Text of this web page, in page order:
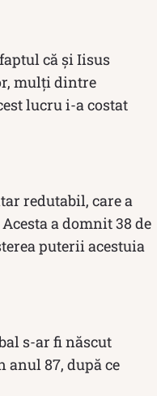
că și Iisus
mulți dintre
lucru i-a costat
redutabil, care a
a domnit 38 de
puterii acestuia
s-ar fi născut
anul 87, după ce